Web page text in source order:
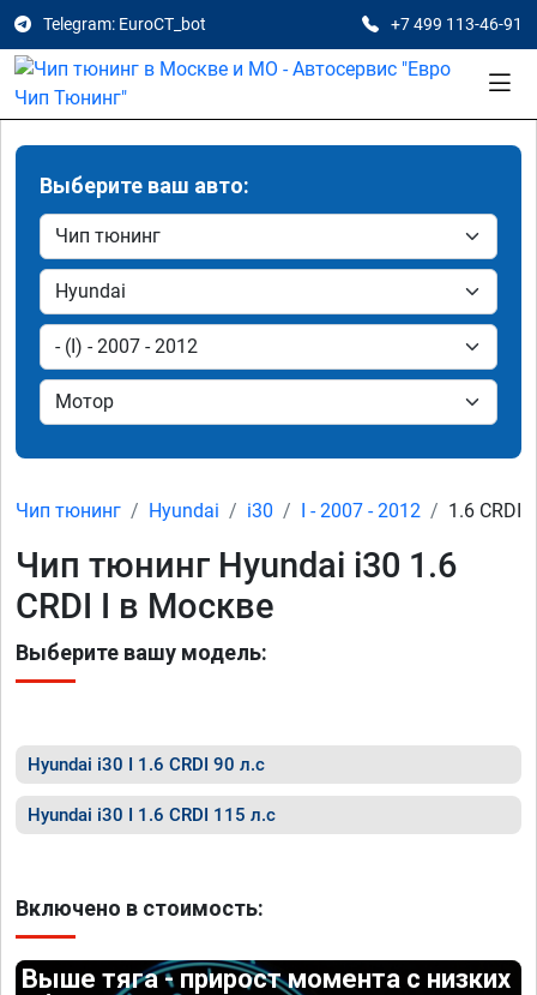
Telegram: EuroCT_bot +7 499 113-46-91
Выберите ваш авто:
Чип тюнинг Hyundai i30 I - 2007 - 2012 1.6 CRDI
Чип тюнинг Hyundai i30 1.6
CRDI I в Москве
Выберите вашу модель:
Hyundai i30 I 1.6 CRDI 90 л.с
Hyundai i30 I 1.6 CRDI 115 л.с
Включено в стоимость:
Выше тяга - прирост момента с низких